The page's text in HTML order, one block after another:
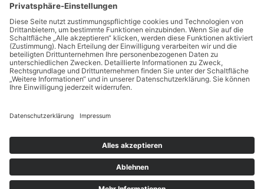
Renovieren Schulausstattung Technik
tischplatte Trampolin Treppe Treppen
trockeneis umzug Verpackung Video
Copyright © 2026 Technikstarter